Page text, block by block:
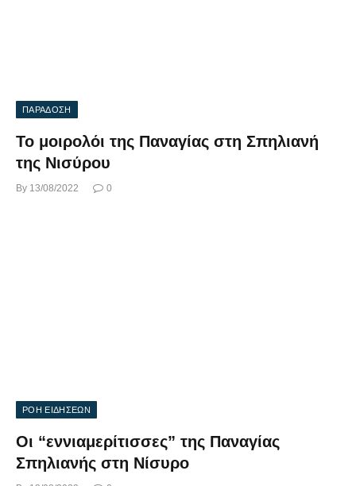
ΠΑΡΑΔΟΣΗ
Το μοιρολόι της Παναγίας στη Σπηλιανή
της Νισύρου
By 13/08/2022 0
ΡΟΗ ΕΙΔΗΣΕΩΝ
Οι “εννιαμερίτισσες” της Παναγίας
Σπηλιανής στη Νίσυρο